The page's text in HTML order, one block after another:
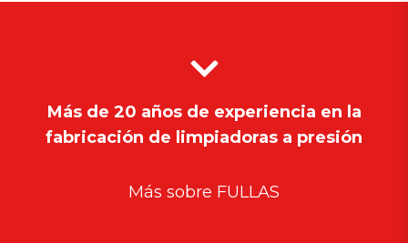
Más de 20 años de experiencia en la
fabricación de limpiadoras a presión
Más sobre FULLAS